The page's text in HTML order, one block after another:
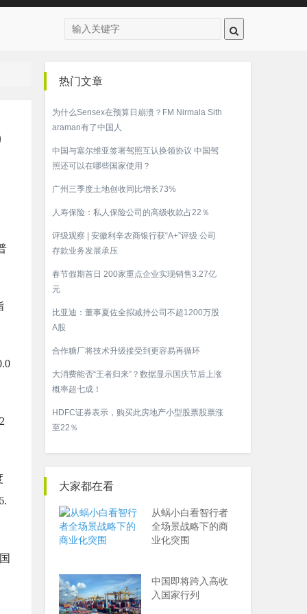
热门文章
为什么Sensex在预算日崩溃？FM Nirmala Sith
araman有了中国人
中国与塞尔维亚签署驾照互认换领协议 中国驾
照还可以在哪些国家使用？
广州三季度土地创收同比增长73%
人寿保险：私人保险公司的高级收款占22％
评级观察 | 安徽利辛农商银行获“A+”评级 公司
存款业务发展承压
春节假期首日 200家重点企业实现销售3.27亿
元
比亚迪：董事夏佐全拟减持公司不超1200万股
A股
合作糖厂将技术升级接受到更容易再循环
大消费能否“王者归来”？数据显示国庆节后上涨
概率超七成！
HDFC证券表示，购买此房地产小型股票股票涨
至22％
大家都在看
从蜗小白看智行者
全场景战略下的商
业化突围
中国即将跨入高收
入国家行列